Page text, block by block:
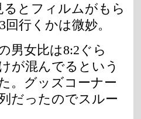
とフィルムがもら
行くかは微妙。
男女比は8:2ぐら
が混んでるという
。グッズコーナー
だったのでスルー